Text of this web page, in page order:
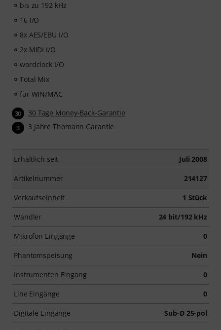
bis zu 192 kHz
16 I/O
8x AES/EBU I/O
2x MIDI I/O
wordclock I/O
Total Mix
für WIN/MAC
30 30 Tage Money-Back-Garantie
3 3 Jahre Thomann Garantie
Erhältlich seit Juli 2008
Artikelnummer 214127
Verkaufseinheit 1 Stück
Wandler 24 bit/192 kHz
Mikrofon Eingänge 0
Phantomspeisung Nein
Instrumenten Eingang 0
Line Eingänge 0
Digitale Eingänge Sub-D 25-pol